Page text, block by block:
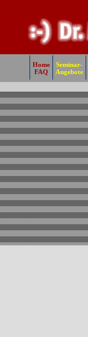
Home
FAQ
Seminar-
Angebote